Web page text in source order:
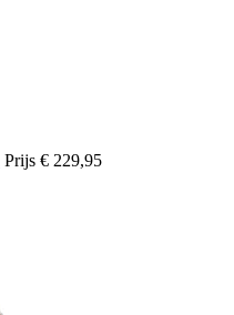
Prijs € 229,95